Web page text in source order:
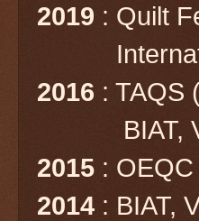
2019 : Quilt
2016 : TAQS
BIAT,
2015 :
2014 : BIAT,